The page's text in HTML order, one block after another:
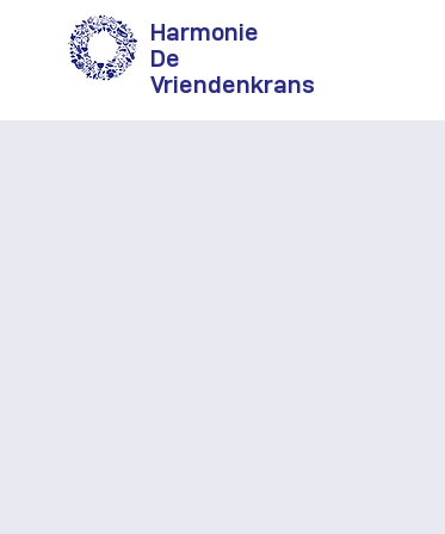
Harmonie
De
Vriendenkrans